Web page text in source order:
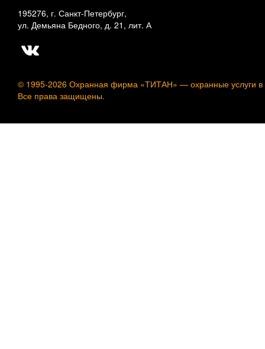
195276, г. Санкт-Петербург,
ул. Демьяна Бедного, д. 21, лит. А
© 1995-2026 Охранная фирма «ТИТАН» — охранные услуги
Все права защищены.